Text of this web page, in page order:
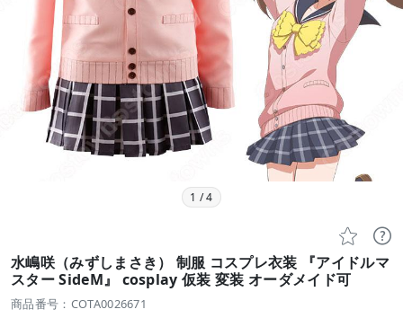
1 /4
 
水嶋咲（みずしまさき） 制服 コスプレ衣装 『アイドルマ
スター SideM』 cosplay 仮装 変装 オーダメイド可
商品番号：COTA0026671